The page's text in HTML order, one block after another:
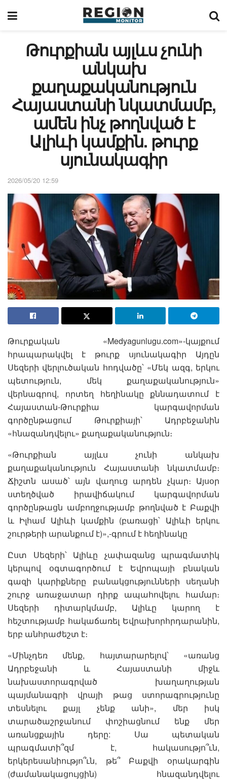
Թուրքիան այլևս չունի
անկախ
քաղաքականություն
Հայաստանի նկատմամբ,
ամեն ինչ թողնված է
Ալիևի կամքին. թուրք
սյունակագիր
2026/05/20 12:59
Թուրքական «Medyagunlugu.com»-կայքում
հրապարակվել է թուրք սյունակագիր Այդըն
Սեզերի վերլուծական հոդվածը՝ «Մեկ ազգ, երկու
պետություն, մեկ քաղաքականություն»
վերնագրով, որտեղ հեղինակը քննադատում է
Հայաստան-Թուրքիա կարգավորման
գործընթացում Թուրքիայի՝ Ադրբեջանին
«հնազանդվելու» քաղաքականություն։
«Թուրքիան այլևս չունի անկախ
քաղաքականություն Հայաստանի նկատմամբ։
Ճիշտն ասած՝ այն վաղուց արդեն չկար։ Այսօր
ստեղծված իրավիճակում կարգավորման
գործընթացն ամբողջությամբ թողնված է Բաքվի
և Իլհամ Ալիևի կամքին (բառացի՝ Ալիևի երկու
շուրթերի արանքում է)»,-գրում է հեղինակը
Ըստ Սեզերի՝ Ալիևը չափազանց պրագմատիկ
կերպով օգտագործում է Եվրոպայի բնական
գազի կարիքները բանակցությունների սեղանի
շուրջ առաջատար դիրք ապահովելու համար։
Սեզերի դիտարկմամբ, Ալիևը կարող է
հեշտությամբ հակաճառել Եվրախորհրդարանին,
երբ անհրաժեշտ է։
«Մինչդեռ մենք, հայտարարելով՝ «առանց
Ադրբեջանի և Հայաստանի միջև
նախաստորագրված խաղաղության
պայմանագրի վրայի թաց ստորագրությունը
տեսնելու քայլ չենք անի», մեր իսկ
տարածաշրջանում փոշիացնում ենք մեր
առանցքային դերը: Սա պետական
պրագմատի՞զմ է, հակասությո՞ւն,
երկերեսանիությո՞ւն, թե՞ Բաքվի օրակարգին
(ժամանակացույցին) հնազանդվելու